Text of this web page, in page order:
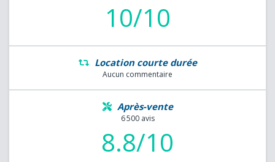
10/10
Location courte durée
Aucun commentaire
Après-vente
6 500 avis
8.8/10